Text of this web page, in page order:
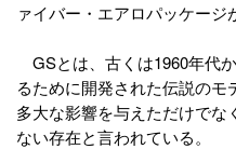
ァイバー・エアロパッケージ
GSとは、古くは1960年代
るために開発された伝説の
多大な影響を与えただけで
ない存在と言われている。